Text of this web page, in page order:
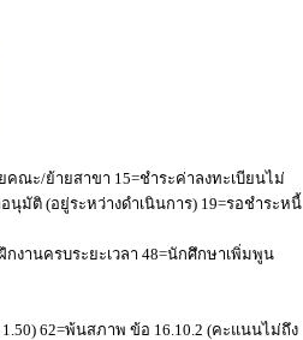
คณะ/ย้ายสาขา 15=ชำระค่าลงทะเบียนไม่
มัติ (อยู่ระหว่างดำเนินการ) 19=รอชำระหนี้
กงานครบระยะเวลา 48=นักศึกษาเพิ่มพูน
62=พ้นสภาพ ข้อ 16.10.2 (คะแนนไม่ถึง